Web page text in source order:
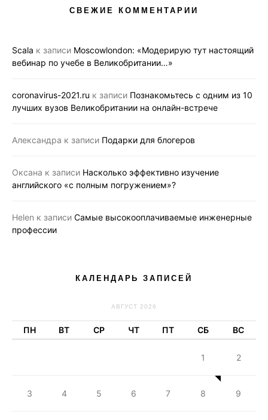
СВЕЖИЕ КОММЕНТАРИИ
Scala к записи Moscowlondon: «Модерирую тут настоящий
вебинар по учебе в Великобритании…»
coronavirus-2021.ru к записи Познакомьтесь с одним из 10
лучших вузов Великобритании на онлайн-встрече
Александра к записи Подарки для блогеров
Оксана к записи Насколько эффективно изучение
английского «с полным погружением»?
Helen к записи Самые высокооплачиваемые инженерные
профессии
КАЛЕНДАРЬ ЗАПИСЕЙ
АВГУСТ 2026
ПН ВТ СР ЧТ ПТ СБ ВС
1 2
3 4 5 6 7 8 9